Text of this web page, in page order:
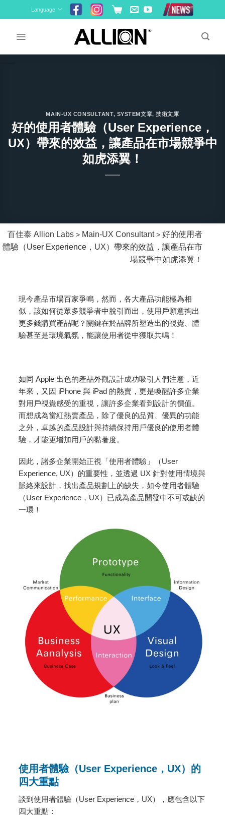
to
Language
MAIN-UX CONSULTANT, SYSTEM文章,技術文庫
好的使用者體驗（User Experience，
UX）帶來的效益，讓產品在市場競爭中
如虎添翼！
百佳泰 Allion Labs > Main-UX Consultant>好的使用者
體驗（User Experience，UX）帶來的效益，讓產品在市
場競爭中如虎添翼！
現今產品市場百家爭鳴，然而，各大產品功能極為相
似，該如何從眾多競爭者中脫引而出，使用戶願意掏出
更多錢購買產品呢？關鍵在於品牌所塑造出的視覺、體
驗甚至是環境氣氛，能讓使用者從中獲取共鳴！
如同 Apple 出色的產品外觀設計成功吸引人們注意，近
年來，又因 iPhone 與 iPad 的熱賣，更是喚醒許多企業
對用戶視覺感受的重視，讓許多企業看到設計的價值。
而想成為當紅熱賣產品，除了優良的品質、優異的功能
之外，卓越的產品設計與持續保持用戶優良的使用者體
驗，才能更增加用戶的黏著度。
因此，諸多企業開始正視「使用者體驗」（User
Experience, UX）的重要性，並透過 UX 針對使用情境與
脈絡來設計，找出產品規劃上的缺失，如今使用者體驗
（User Experience，UX）已成為產品開發中不可或缺的
一環！
使用者體驗（User Experience，UX）的
四大重點
談到使用者體驗（User Experience，UX），應包含以下
四大重點：